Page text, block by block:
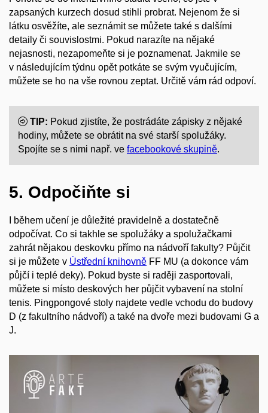
zapsaných kurzech dosud stihli probrat. Nejenom že si
látku osvěžíte, ale seznámit se můžete také s dalšími
detaily či souvislostmi. Pokud narazíte na nějaké
nejasnosti, nezapomeňte si je poznamenat. Jakmile se
v následujícím týdnu opět potkáte se svým vyučujícím,
můžete se ho na vše rovnou zeptat. Určitě vám rád odpoví.
TIP: Pokud zjistíte, že postrádáte zápisky z nějaké
hodiny, můžete se obrátit na své starší spolužáky.
Spojíte se s nimi např. ve facebookové skupině.
5. Odpočiňte si
I během učení je důležité pravidelně a dostatečně
odpočívat. Co si takhle se spolužáky a spolužačkami
zahrát nějakou deskovku přímo na nádvoří fakulty? Půjčit
si je můžete v Ústřední knihovně FF MU (a dokonce vám
půjčí i teplé deky). Pokud byste si raději zasportovali,
můžete si místo deskových her půjčit vybavení na stolní
tenis. Pingpongové stoly najdete vedle vchodu do budovy
D (z fakultního nádvoří) a také na dvoře mezi budovami G a
J.